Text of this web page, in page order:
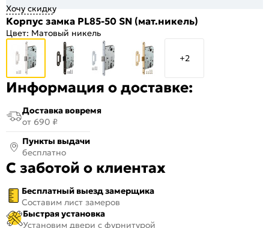
Хочу скидку
Корпус замка PL85-50 SN (мат.никель)
Цвет: Матовый никель
+2
Информация о доставке:
Доставка вовремя
от 690 ₽
Пункты выдачи
бесплатно
С заботой о клиентах
Бесплатный выезд замерщика
Составим лист замеров
Быстрая установка
Установим двери с фурнитурой